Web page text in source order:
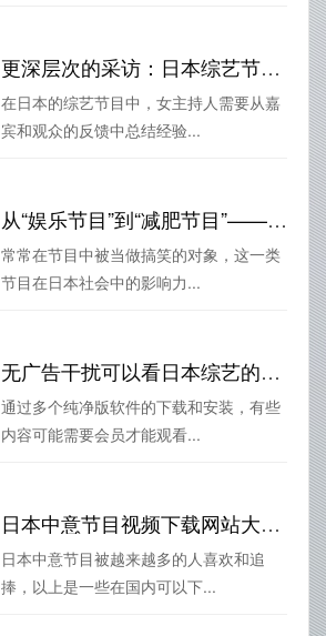
更深层次的采访：日本综艺节目女主持人的技巧与经验
在日本的综艺节目中，女主持人需要从嘉
宾和观众的反馈中总结经验...
从“娱乐节目”到“减肥节目”——探索日本胖子减肥综艺节目的转变
常常在节目中被当做搞笑的对象，这一类
节目在日本社会中的影响力...
无广告干扰可以看日本综艺的软件下载，纯净版界面，不被打扰的放松时间
通过多个纯净版软件的下载和安装，有些
内容可能需要会员才能观看...
日本中意节目视频下载网站大全，你想看的这里都有
日本中意节目被越来越多的人喜欢和追
捧，以上是一些在国内可以下...